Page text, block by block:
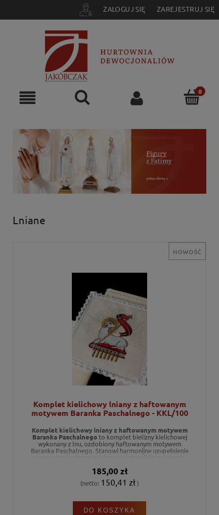
ZALOGUJ SIĘ ZAREJESTRUJ SIĘ
Lniane
Komplet kielichowy lniany z haftowanym
motywem Baranka Paschalnego - KKL/100
Komplet kielichowy lniany z haftowanym motywem
Baranka Paschalnego to komplet bielizny kielichowej
wykonany z lnu, ozdobiony haftowanym motywem
Baranka Paschalnego. Stanowi harmonijne uzupełnienie
wyposażenia ołtarza podczas celebracji liturgicznych.
185,00 zł
(netto: 150,41 zł)
DO KOSZYKA
NOWOŚĆ